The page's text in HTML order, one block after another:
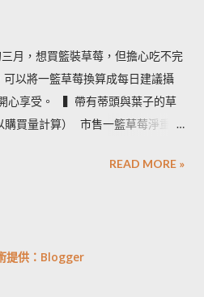
月，想買籃裝草莓，但擔心吃不完
以將一籃草莓換算成每日建議攝
心享受。 ​ ​ ▍帶有蒂頭與葉子的草
買量計算） ​ 市售一籃草莓淨重為
× 0.95 ÷ 170＝8.3 約可提供８份水
• 一家二口：５天內即可享用完畢
READ MORE »
提供：Blogger